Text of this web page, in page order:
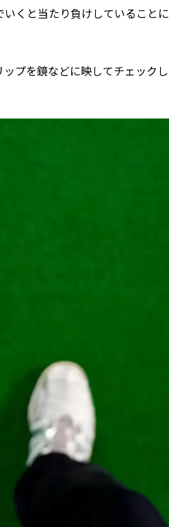
くと当たり負けしていることに
プを鏡などに映してチェックし